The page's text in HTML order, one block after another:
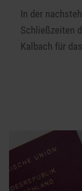
In der
Schließzeiten
Kalbach für